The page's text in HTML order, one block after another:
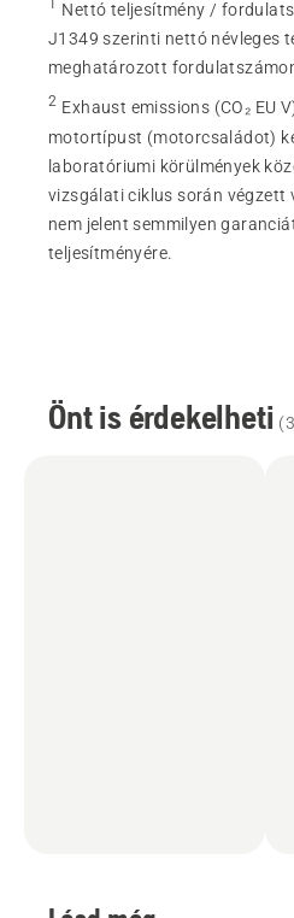
Nettó teljesítmény /
J1349 szerinti nettó névleges
meghatározott
2 Exhaust emissions (CO₂ EU
motortípust (motorcsaládot)
laboratóriumi körülmények
vizsgálati ciklus során végzett
nem jelent semmilyen
teljesítményére.
Önt is érdekelheti (